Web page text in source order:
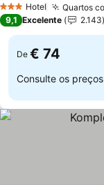
3 EstrelasHotel Quartos
9,1 Excelente 2.143
De € 74
Consulte os